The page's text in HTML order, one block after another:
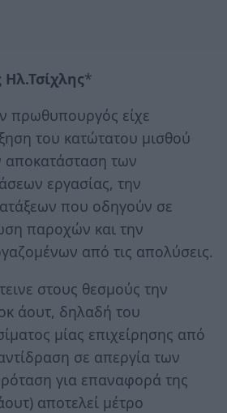
*
πρωθυπουργός είχε
του κατώτατου μισθού
αποκατάσταση των
εργασίας, την
που οδηγούν σε
παροχών και την
από τις απολύσεις.
στους θεσμούς την
άουτ, δηλαδή του
μίας επιχείρησης από
σε απεργία των
για επαναφορά της
αποτελεί μέτρο